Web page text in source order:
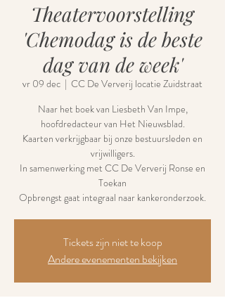
Theatervoorstelling
'Chemodag is de beste
dag van de week'
vr 09 dec
  |
CC De Ververij locatie Zuidstraat
Naar het boek van Liesbeth Van Impe,
hoofdredacteur van Het Nieuwsblad.
Kaarten verkrijgbaar bij onze bestuursleden en
vrijwilligers.
In samenwerking met CC De Ververij Ronse en
Toekan
Opbrengst gaat integraal naar kankeronderzoek.
Tickets zijn niet te koop
Andere evenementen bekijken